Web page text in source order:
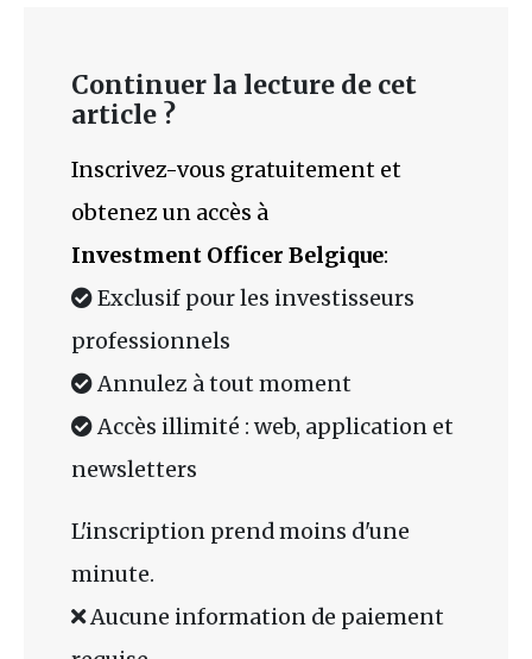
Continuer la lecture de cet
article ?
Inscrivez-vous gratuitement et
obtenez un accès à
Investment Officer Belgique:
Exclusif pour les investisseurs
professionnels
Annulez à tout moment
Accès illimité : web, application et
newsletters
L'inscription prend moins d'une
minute.
Aucune information de paiement